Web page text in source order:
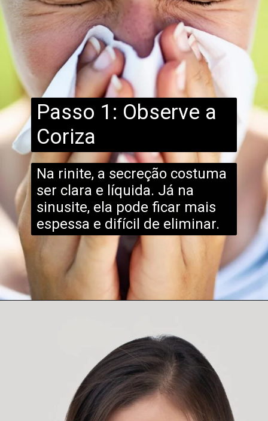
Na rinite, a secreção costuma
ser clara e líquida. Já na
sinusite, ela pode ficar mais
espessa e difícil de eliminar.
Passo 1: Observe a
Coriza